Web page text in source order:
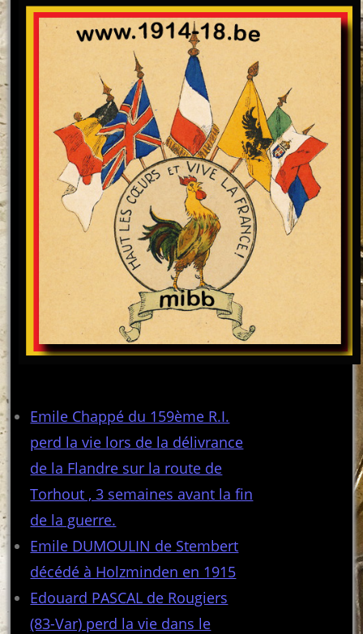
Emile Chappé du 159ème R.I.
perd la vie lors de la délivrance
de la Flandre sur la route de
Torhout , 3 semaines avant la fin
de la guerre.
Emile DUMOULIN de Stembert
décédé à Holzminden en 1915
Edouard PASCAL de Rougiers
(83-Var) perd la vie dans le